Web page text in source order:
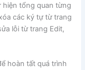
hiện tổng quan từng
các ký tự từ trang
lỗi từ trang Edit,
hoàn tất quá trình